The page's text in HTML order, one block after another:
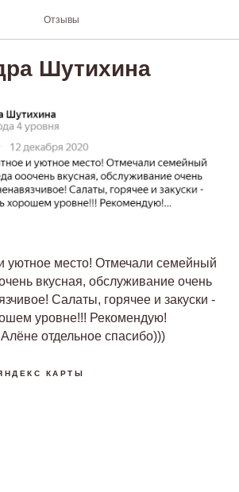
Отзывы
Шутихина
уютное место! Отмечали семейный
вкусная, обслуживание очень
Салаты, горячее и закуски -
уровне!!! Рекомендую!
отдельное спасибо)))
КАРТЫ